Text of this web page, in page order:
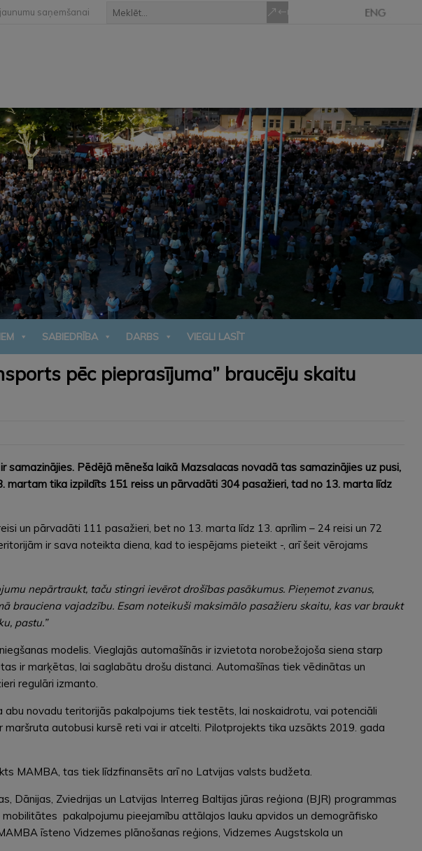
saņemšanai
SABIEDRĪBA DARBS VIEGLI LASĪT
pēc pieprasījuma” braucēju skaitu
Pēdējā mēneša laikā Mazsalacas novadā tas samazinājies uz pusi,
martam tika izpildīts 151 reiss un pārvadāti 304 pasažieri, tad no 13. marta līdz
un pārvadāti 111 pasažieri, bet no 13. marta līdz 13. aprīlim – 24 reisi un 72
ir sava noteikta diena, kad to iespējams pieteikt -, arī šeit vērojams
nepārtraukt, taču stingri ievērot drošības pasākumus. Pieņemot zvanus,
brauciena vajadzību. Esam noteikuši maksimālo pasažieru skaitu, kas var braukt
pastu.”
modelis. Vieglajās automašīnās ir izvietota norobežojoša siena starp
ir marķētas, lai saglabātu drošu distanci. Automašīnas tiek vēdinātas un
regulāri izmanto.
novadu teritorijās pakalpojums tiek testēts, lai noskaidrotu, vai potenciāli
autobusi kursē reti vai ir atcelti. Pilotprojekts tika uzsākts 2019. gada
MAMBA, tas tiek līdzfinansēts arī no Latvijas valsts budžeta.
Dānijas, Zviedrijas un Latvijas Interreg Baltijas jūras reģiona (BJR) programmas
pakalpojumu pieejamību attālajos lauku apvidos un demogrāfisko
īsteno Vidzemes plānošanas reģions, Vidzemes Augstskola un